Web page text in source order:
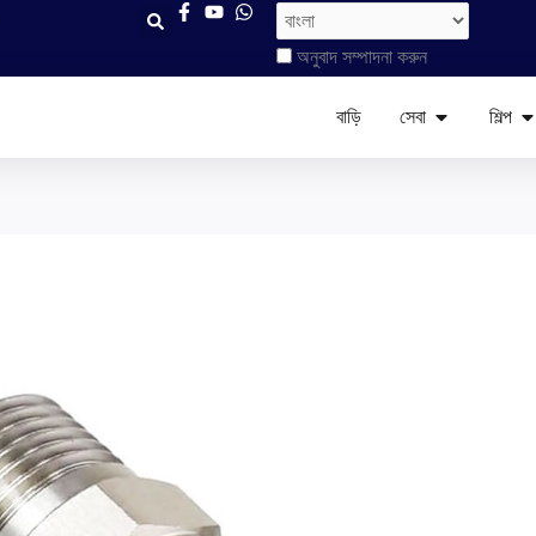
অনুবাদ সম্পাদনা করুন
বাড়ি সেবা খোলা সেবাশিল্প